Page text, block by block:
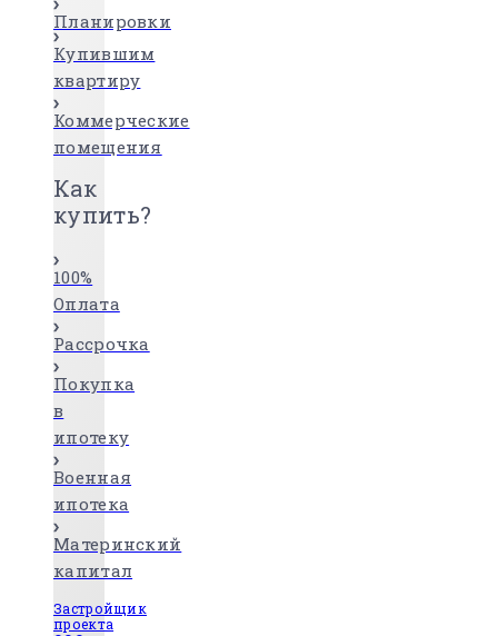
Планировки
Купившим
квартиру
Коммерческие
помещения
Как
купить?
100%
Оплата
Рассрочка
Покупка
в
ипотеку
Военная
ипотека
Материнский
капитал
Застройщик
проекта